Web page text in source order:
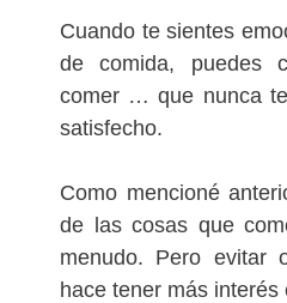
Cuando te sientes
de comida, puedes
comer … que nunca
satisfecho.
Como mencioné
de las cosas que
menudo. Pero evitar
hace tener más interés